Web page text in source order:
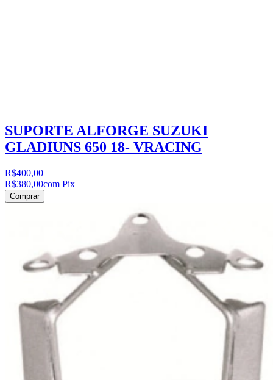
SUPORTE ALFORGE SUZUKI
GLADIUNS 650 18- VRACING
R$400,00
R$380,00com Pix
Comprar